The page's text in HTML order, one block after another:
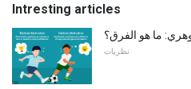
Intresting articles
ما هو الفرق؟
نظريات